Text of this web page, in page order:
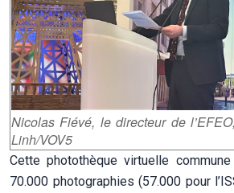
Nicolas Fiévé, le directeur de
Linh/VOV5
Cette photothèque virtuelle
70.000 photographies (57.000 pour